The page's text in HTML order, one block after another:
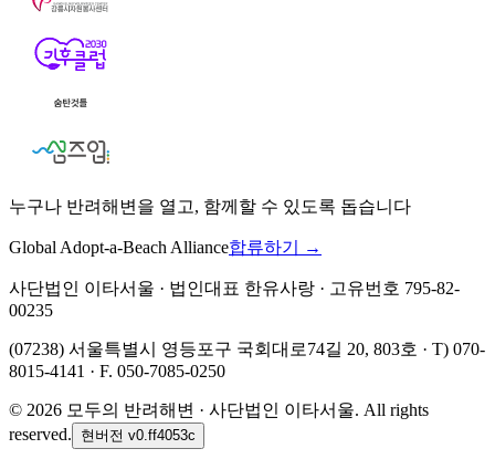
누구나 반려해변을 열고, 함께할 수 있도록 돕습니다
Global Adopt-a-Beach Alliance합류하기 →
사단법인 이타서울 · 법인대표 한유사랑 · 고유번호 795-82-
00235
(07238) 서울특별시 영등포구 국회대로74길 20, 803호 · T) 070-
8015-4141 · F. 050-7085-0250
© 2026 모두의 반려해변 · 사단법인 이타서울. All rights
reserved.
현버전 v0.ff4053c